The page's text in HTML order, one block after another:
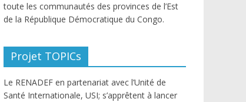
toute les communautés des provinces de l’Est
de la République Démocratique du Congo.
Projet TOPICs
Le RENADEF en partenariat avec l’Unité de
Santé Internationale, USI; s’apprêtent à lancer